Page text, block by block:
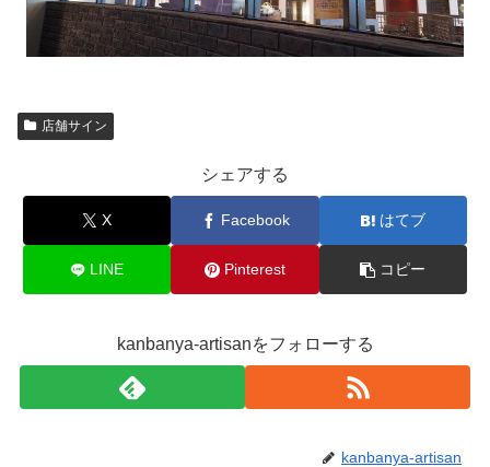
店舗サイン
シェアする
X Facebook はてブ
LINE Pinterest コピー
kanbanya-artisanをフォローする
kanbanya-artisan